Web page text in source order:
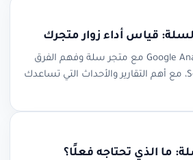
دليل عملي لربط Google Analytics 4 مع متجر سلة وفهم الفرق
بين GA4 وSearch Console، مع أهم التقارير والأحداث التي تساعدك
ما الذي تحتاجه فعلًا؟